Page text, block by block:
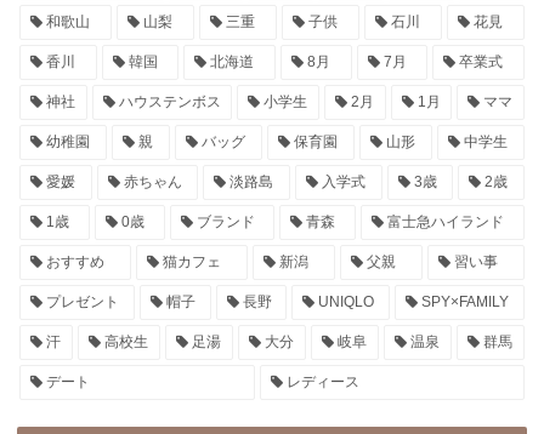
和歌山 山梨 三重 子供 石川 花見
香川 韓国 北海道 8月 7月 卒業式
神社 ハウステンボス 小学生 2月 1月 ママ
幼稚園 親 バッグ 保育園 山形 中学生
愛媛 赤ちゃん 淡路島 入学式 3歳 2歳
1歳 0歳 ブランド 青森 富士急ハイランド
おすすめ 猫カフェ 新潟 父親 習い事
プレゼント 帽子 長野 UNIQLO SPY×FAMILY
汗 高校生 足湯 大分 岐阜 温泉 群馬
デート レディース